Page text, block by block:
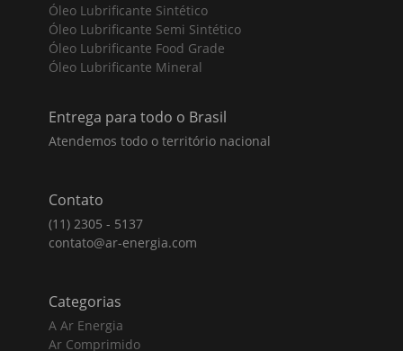
Óleo Lubrificante Sintético
Óleo Lubrificante Semi Sintético
Óleo Lubrificante Food Grade
Óleo Lubrificante Mineral
Entrega para todo o Brasil
Atendemos todo o território nacional
Contato
(11) 2305 - 5137
contato@ar-energia.com
Categorias
A Ar Energia
Ar Comprimido